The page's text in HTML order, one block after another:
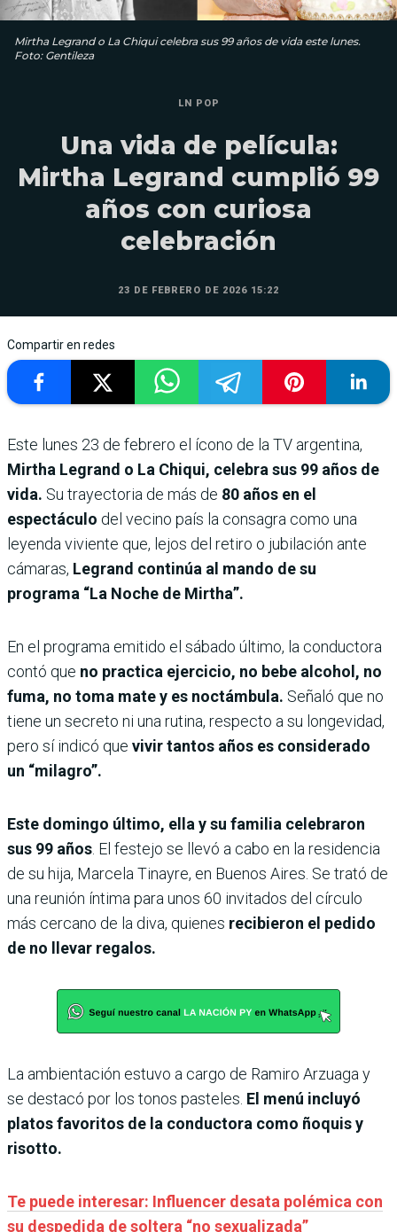
Mirtha Legrand o La Chiqui celebra sus 99 años de vida este lunes.
Foto: Gentileza
LN POP
Una vida de película:
Mirtha Legrand cumplió 99
años con curiosa
celebración
23 DE FEBRERO DE 2026 15:22
Compartir en redes
Este lunes 23 de febrero el ícono de la TV argentina,
Mirtha Legrand o La Chiqui, celebra sus 99 años de
vida. Su trayectoria de más de 80 años en el
espectáculo del vecino país la consagra como una
leyenda viviente que, lejos del retiro o jubilación ante
cámaras, Legrand continúa al mando de su
programa “La Noche de Mirtha”.
En el programa emitido el sábado último, la conductora
contó que no practica ejercicio, no bebe alcohol, no
fuma, no toma mate y es noctámbula. Señaló que no
tiene un secreto ni una rutina, respecto a su longevidad,
pero sí indicó que vivir tantos años es considerado
un “milagro”.
Este domingo último, ella y su familia celebraron
sus 99 años . ​El festejo se llevó a cabo en la residencia
de su hija, Marcela Tinayre, en Buenos Aires. Se trató de
una reunión íntima para unos 60 invitados del círculo
más cercano de la diva, quienes recibieron el pedido
de no llevar regalos.
La ambientación estuvo a cargo de Ramiro Arzuaga y
se destacó por los tonos pasteles. El menú incluyó
platos favoritos de la conductora como ñoquis y
risotto.
Te puede interesar: Influencer desata polémica con
su despedida de soltera “no sexualizada”